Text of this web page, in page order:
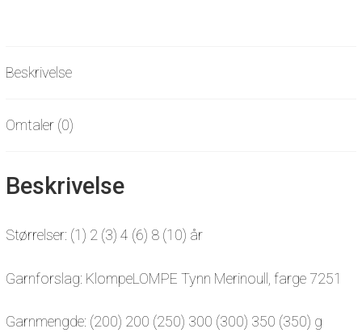
Beskrivelse
Omtaler (0)
Beskrivelse
Størrelser: (1) 2 (3) 4 (6) 8 (10) år
Garnforslag: KlompeLOMPE Tynn Merinoull, farge 7251
Garnmengde: (200) 200 (250) 300 (300) 350 (350) g